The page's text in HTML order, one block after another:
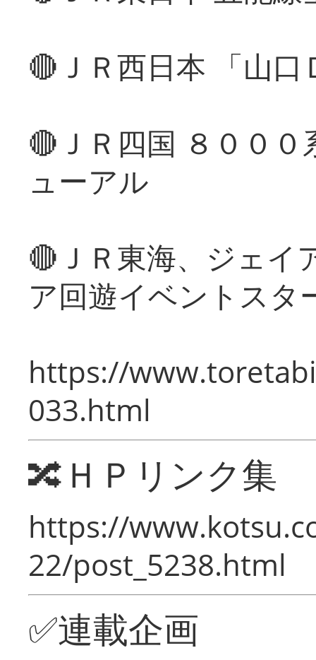
🔴ＪＲ西日本 「山
🔴ＪＲ四国 ８００
ューアル
🔴ＪＲ東海、ジェイ
ア回遊イベントスタ
https://
033.html
🔀ＨＰリンク集
https://
22/post_5238.html
✅連載企画